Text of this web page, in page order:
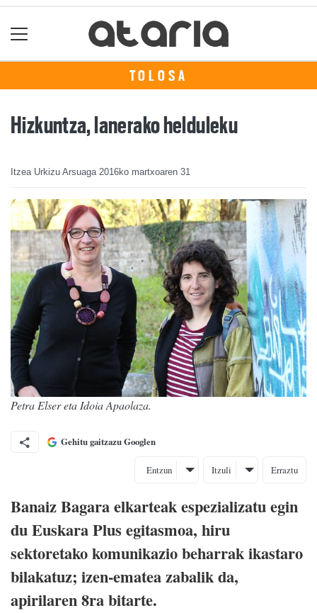
TOLOSA
Hizkuntza, lanerako helduleku
Itzea Urkizu Arsuaga 2016ko martxoaren 31
Petra Elser eta Idoia Apaolaza.
Gehitu gaitzazu Googlen
Entzun Itzuli Erraztu
Banaiz Bagara elkarteak espezializatu egin
du Euskara Plus egitasmoa, hiru
sektoretako komunikazio beharrak ikastaro
bilakatuz; izen-ematea zabalik da,
apirilaren 8ra bitarte.